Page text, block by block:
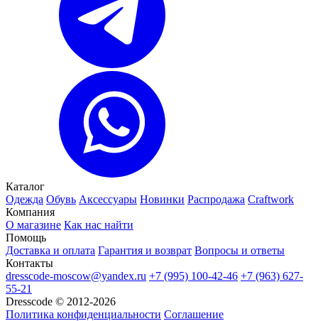
Каталог
Одежда Обувь Аксессуары Новинки Распродажа Craftwork
Компания
О магазине Как нас найти
Помощь
Доставка и оплата Гарантия и возврат Вопросы и ответы
Контакты
dresscode-moscow@yandex.ru +7 (995) 100-42-46 +7 (963) 627-
55-21
Dresscode © 2012-2026
Политика конфиденциальности Соглашение